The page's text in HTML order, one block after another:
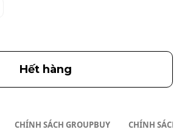
Hết hàng
CHÍNH SÁCH GROUPBUY CHÍNH SÁCH